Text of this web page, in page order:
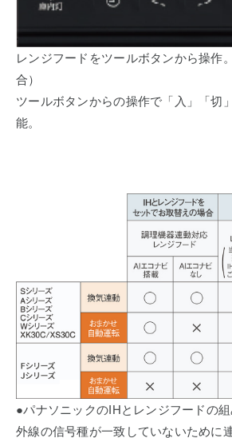
レンジフードをツールボタンから操作
合）
ツールボタンからの操作で「入」「切
能。
●パナソニックのIHとレンジフードの
外線の信号種が一致していないために